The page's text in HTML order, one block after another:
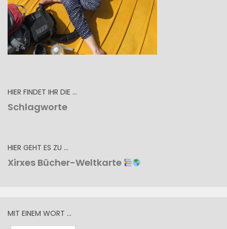
HIER FINDET IHR DIE …
Schlagworte
HIER GEHT ES ZU …
Xirxes Bücher-Weltkarte
MIT EINEM WORT …